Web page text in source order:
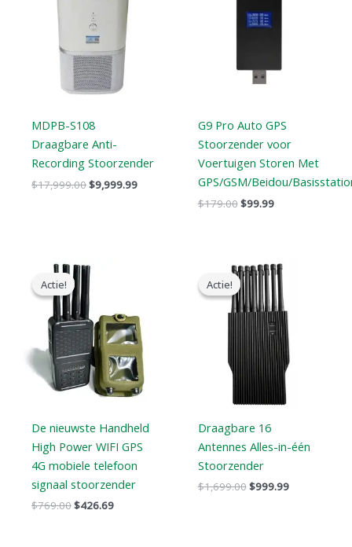
MDPB-S108
Draagbare Anti-
Recording Stoorzender
$17,999.00$9,999.99
G9 Pro Auto GPS
Stoorzender voor
Voertuigen Storen Met
GPS/GSM/Beidou/
$179.00$99.99
Actie!
Actie!
De nieuwste Handheld
High Power WIFI GPS
4G mobiele telefoon
signaal stoorzender
$769.00
Oorspronkelijke
prijs
was:
$769.00.
$426.69
Actie!
Actie!
Draagbare 16
Antennes Alles-in-één
Stoorzender
$1,699.00
Oorspronkelijke
prijs
was:
$1,699.00.
$999.99